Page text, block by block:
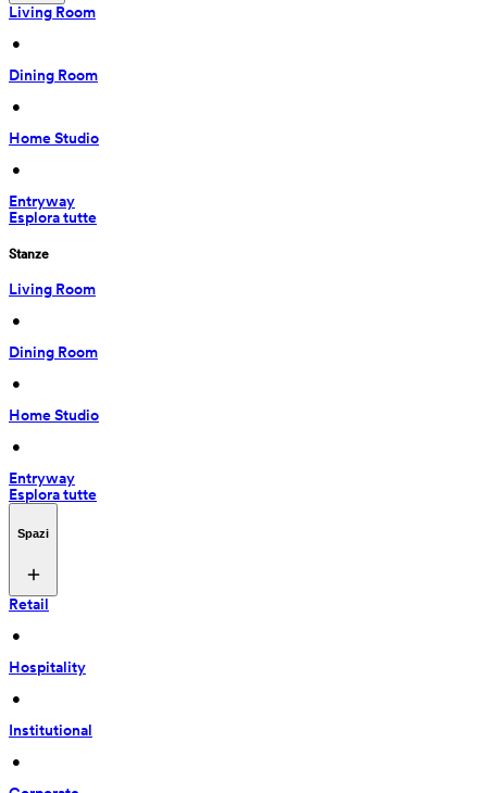
Living Room
•
Dining Room
•
Home Studio
•
Entryway
Esplora tutte
Stanze
Living Room
•
Dining Room
•
Home Studio
•
Entryway
Esplora tutte
Spazi
Retail
•
Hospitality
•
Institutional
•